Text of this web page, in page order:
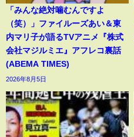
「みんな絶対噛むんですよ
（笑）」ファイルーズあい＆東
内マリ子が語るTVアニメ『株式
会社マジルミエ』アフレコ裏話
(ABEMA TIMES)
2026年8月5日